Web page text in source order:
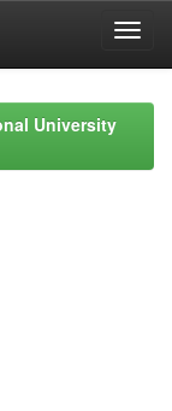
University